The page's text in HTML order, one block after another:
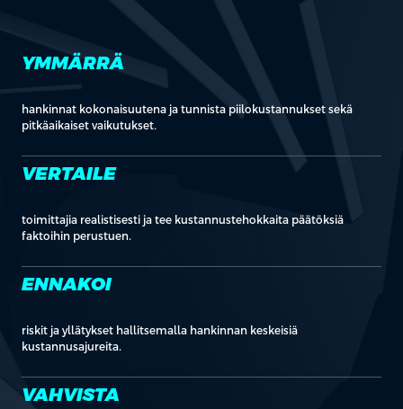
YMMÄRRÄ
hankinnat kokonaisuutena ja tunnista piilokustannukset sekä
pitkäaikaiset vaikutukset.
VERTAILE
toimittajia realistisesti ja tee kustannustehokkaita päätöksiä
faktoihin perustuen.
ENNAKOI
riskit ja yllätykset hallitsemalla hankinnan keskeisiä
kustannusajureita.
VAHVISTA